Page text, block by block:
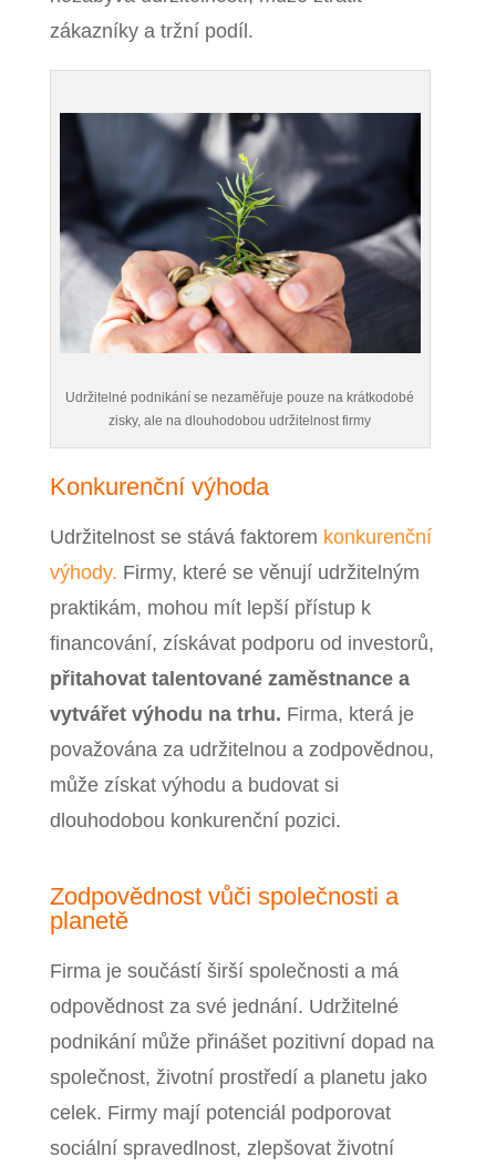
zákazníky a tržní podíl.
Udržitelné podnikání se nezaměřuje pouze na krátkodobé
zisky, ale na dlouhodobou udržitelnost firmy
Konkurenční výhoda
Udržitelnost se stává faktorem konkurenční
výhody. Firmy, které se věnují udržitelným
praktikám, mohou mít lepší přístup k
financování, získávat podporu od investorů,
přitahovat talentované zaměstnance a
vytvářet výhodu na trhu. Firma, která je
považována za udržitelnou a zodpovědnou,
může získat výhodu a budovat si
dlouhodobou konkurenční pozici.
Zodpovědnost vůči společnosti a
planetě
Firma je součástí širší společnosti a má
odpovědnost za své jednání. Udržitelné
podnikání může přinášet pozitivní dopad na
společnost, životní prostředí a planetu jako
celek. Firmy mají potenciál podporovat
sociální spravedlnost, zlepšovat životní